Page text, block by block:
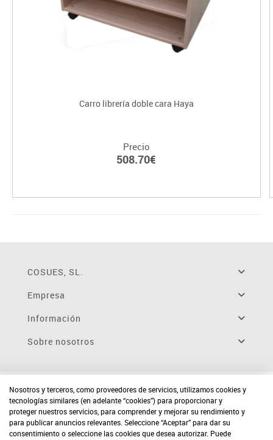
Carro librería doble cara Haya
Precio
508.70€
COSUES, SL.
Empresa
Información
Sobre nosotros
Nosotros y terceros, como proveedores de servicios, utilizamos cookies y
tecnologías similares (en adelante “cookies”) para proporcionar y
proteger nuestros servicios, para comprender y mejorar su rendimiento y
para publicar anuncios relevantes. Seleccione “Aceptar” para dar su
consentimiento o seleccione las cookies que desea autorizar. Puede